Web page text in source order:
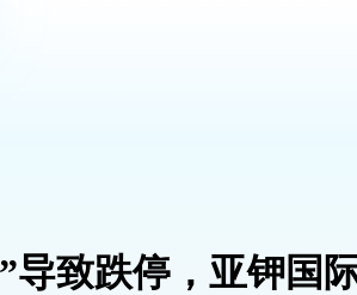
导致跌停，亚钾国